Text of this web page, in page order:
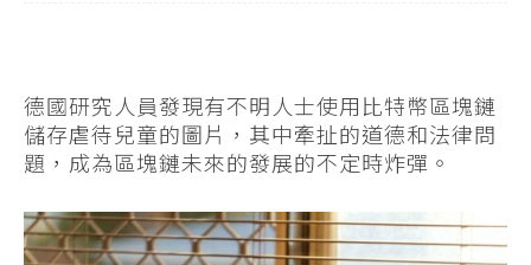
德國研究人員發現有不明人士使用比特幣區塊鏈
儲存虐待兒童的圖片，其中牽扯的道德和法律問
題，成為區塊鏈未來的發展的不定時炸彈。